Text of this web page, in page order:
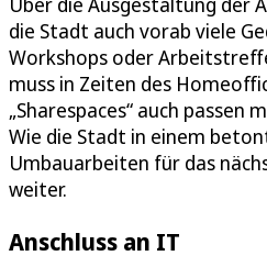
die Stadt auch vorab viele
Workshops oder
muss in Zeiten des
„Sharespaces“ auch passen
Wie die Stadt in einem
Umbauarbeiten für das
weiter.
Anschluss an IT